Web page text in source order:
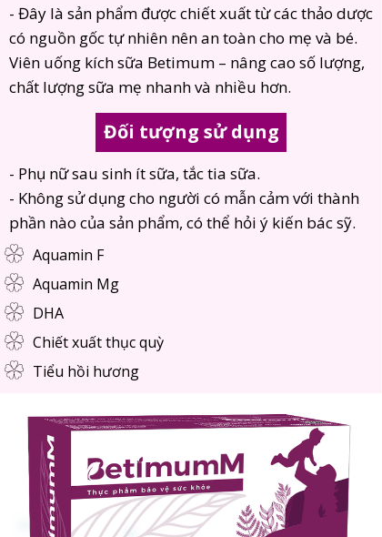
Aquamin F
Aquamin Mg
DHA
Chiết xuất thục quỳ
Tiểu hồi hương
- Đây là sản phẩm được chiết xuất từ các thảo dược
có nguồn gốc tự nhiên nên an toàn cho mẹ và bé.
Viên uống kích sữa Betimum – nâng cao số lượng,
chất lượng sữa mẹ nhanh và nhiều hơn.
- Phụ nữ sau sinh ít sữa, tắc tia sữa.
- Không sử dụng cho người có mẫn cảm với thành
phần nào của sản phẩm, có thể hỏi ý kiến bác sỹ.
Đối tượng sử dụng